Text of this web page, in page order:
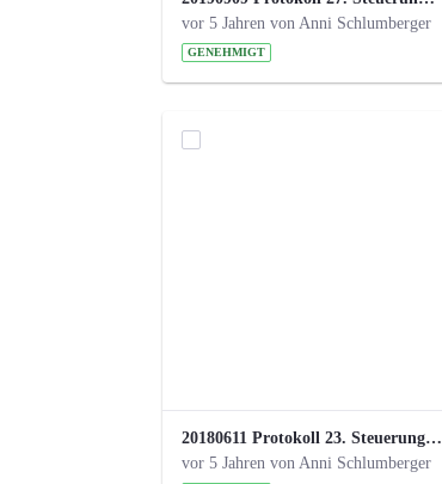
vor 5 Jahren von Anni Schlumberger
GENEHMIGT
20180611 Protokoll 23. Steuerungskreis.pdf
vor 5 Jahren von Anni Schlumberger